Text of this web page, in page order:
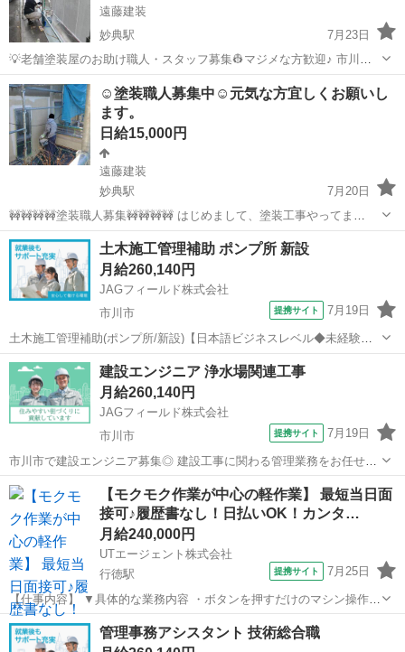
遠藤建装
妙典駅
7月23日
💡老舗塗装屋のお助け職人・スタッフ募集👷‍マジメな方歓迎♪ 市川の
塗装店、遠藤建装では、仕事に 入ってくれるスタッフさん・職人さん
を募集しています！ 条件は下記の通りですが、大事なのは 仕事に対し
てマジメであること🏡...
千葉 市川市 妙典駅 その他 スタッフ
☺️塗装職人募集中☺️元気な方宜しくお願いし
ます。
日給15,000円
遠藤建装
妙典駅
7月20日
🚧🚧🚧🚧塗装職人募集🚧🚧🚧🚧 はじめまして、塗装工事やってま
す！！ 仕事内容は、アパート、一戸建て、塗装工事全般です。毎日楽
しい仲間と、一緒に作業してます❗❗❗ 明るく元気な方大募集です ⚫現場
千葉、東京近郊...
千葉 市川市 妙典駅 その他 塗装工事
土木施工管理補助 ポンプ所 新設
月給260,140円
JAGフィールド株式会社
市川市
提携サイト 7月19日
土木施工管理補助(ポンプ所/新設)【日本語ビジネスレベル◆未経験か
ら活躍◆研修充実◆千葉・市川】 ポンプ場新設工事における土木施工
管理補助のお仕事です。プロジェクトをスムーズに進行するための業
務をお任せします。［業務内容...
千葉 市川市 その他
建設エンジニア 浄水場関連工事
月給260,140円
JAGフィールド株式会社
市川市
提携サイト 7月19日
市川市で建設エンジニア募集◎ 建設工事に関わる管理業務をお任せ◎
水処理施設新設に関わる一連業務を御願いします。 【具体的な業務内
容】 ●全体的なスケジュール管理 ●工事場所の写真管理 ●材
料の発注や...
千葉 その他
【モクモク作業が中心の軽作業】 最短当日面
接可♪履歴書なし！日払いOK！カンタ…
月給240,000円
UTエージェント株式会社
行徳駅
提携サイト 7月25日
【仕事内容】 ▼具体的な業務内容 ・ボタンを押すだけのマシン操作
・製品にキズがないかコツコツチェックする検査 ・手のひらサイズの
製品組み立て ・できあがった製品の梱包、ラベル貼り ・材料の取り出
千葉 市川市 行徳駅
管理事務アシスタント 技術総合職